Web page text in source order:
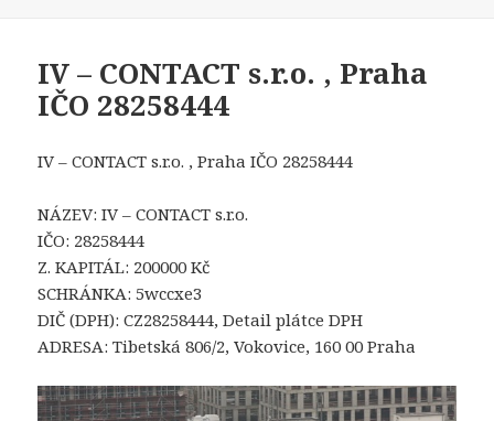
IV – CONTACT s.r.o. , Praha
IČO 28258444
IV – CONTACT s.r.o. , Praha IČO 28258444
NÁZEV: IV – CONTACT s.r.o.
IČO: 28258444
Z. KAPITÁL: 200000 Kč
SCHRÁNKA: 5wccxe3
DIČ (DPH): CZ28258444, Detail plátce DPH
ADRESA: Tibetská 806/2, Vokovice, 160 00 Praha